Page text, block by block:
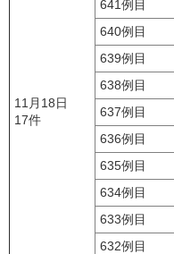
11月18日
17件
641例目
640例目
639例目
638例目
637例目
636例目
635例目
634例目
633例目
632例目